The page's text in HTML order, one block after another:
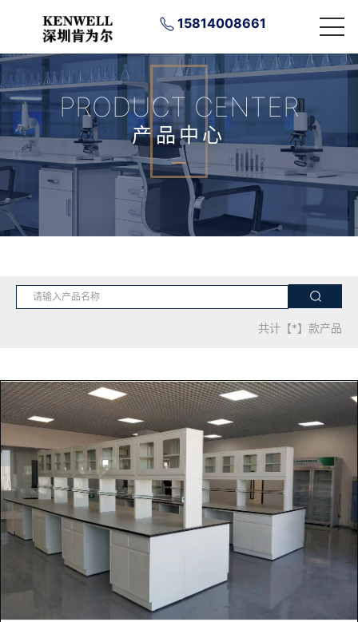
15814008661
PRODUCT CENTER
产品中心
共计【*】款产品